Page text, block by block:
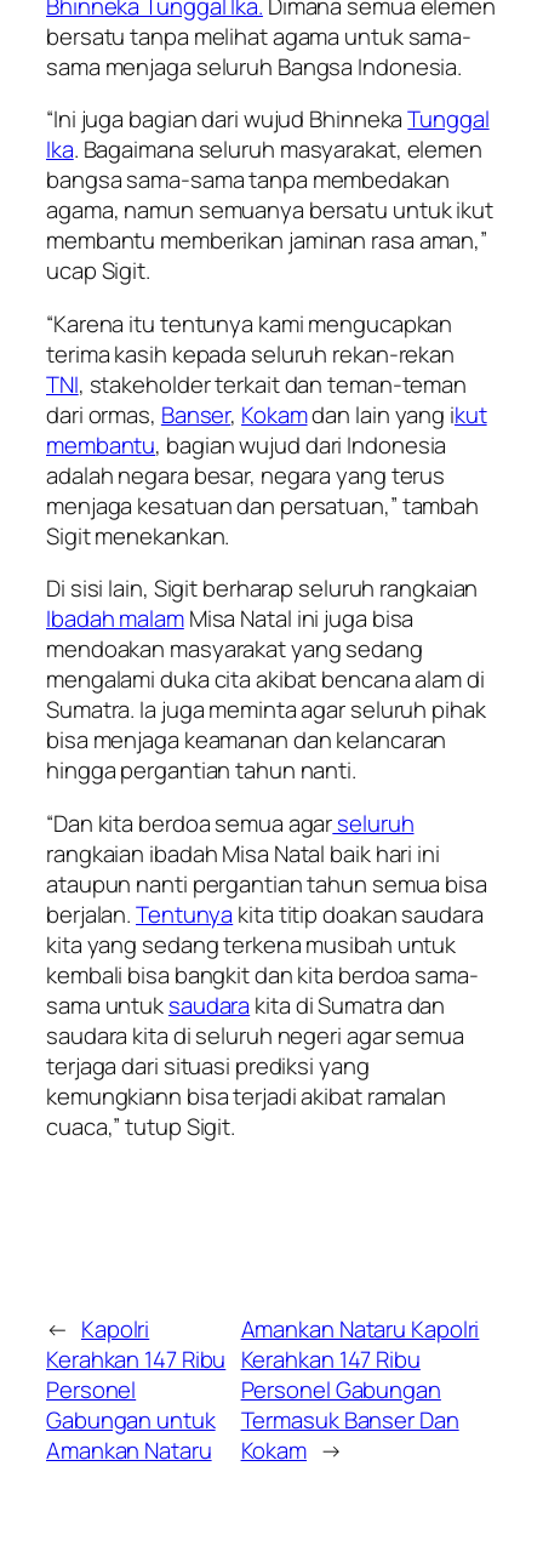
bersatu tanpa melihat agama untuk sama-
sama menjaga seluruh Bangsa Indonesia.
“Ini juga bagian dari wujud BhinnekaTunggal
Ika. Bagaimana seluruh masyarakat, elemen
bangsa sama-sama tanpa membedakan
agama, namun semuanya bersatu untuk ikut
membantu memberikan jaminan rasa aman,”
ucap Sigit.
“Karena itu tentunya kami mengucapkan
terima kasih kepada seluruh rekan-rekan
TNI, stakeholder terkait dan teman-teman
dari ormas, Banser, Kokamdan lain yang ikut
membantu, bagian wujud dari Indonesia
adalah negara besar, negara yang terus
menjaga kesatuan dan persatuan,” tambah
Sigit menekankan.
Di sisi lain, Sigit berharap seluruh rangkaian
Ibadah malamMisa Natal ini juga bisa
mendoakan masyarakat yang sedang
mengalami duka cita akibat bencana alam di
Sumatra. Ia juga meminta agar seluruh pihak
bisa menjaga keamanan dan kelancaran
hingga pergantian tahun nanti.
“Dan kita berdoa semua agarseluruh
rangkaian ibadah Misa Natal baik hari ini
ataupun nanti pergantian tahun semua bisa
berjalan.Tentunya kita titip doakan saudara
kita yang sedang terkena musibah untuk
kembali bisa bangkit dan kita berdoa sama-
sama untuksaudara kita di Sumatra dan
saudara kita di seluruh negeri agar semua
terjaga dari situasi prediksi yang
kemungkiann bisa terjadi akibat ramalan
cuaca,” tutup Sigit.
← Kapolri
Kerahkan 147 Ribu
Personel
Gabungan untuk
Amankan Nataru
Amankan Nataru Kapolri
Kerahkan 147 Ribu
Personel Gabungan
Termasuk Banser Dan
Kokam →